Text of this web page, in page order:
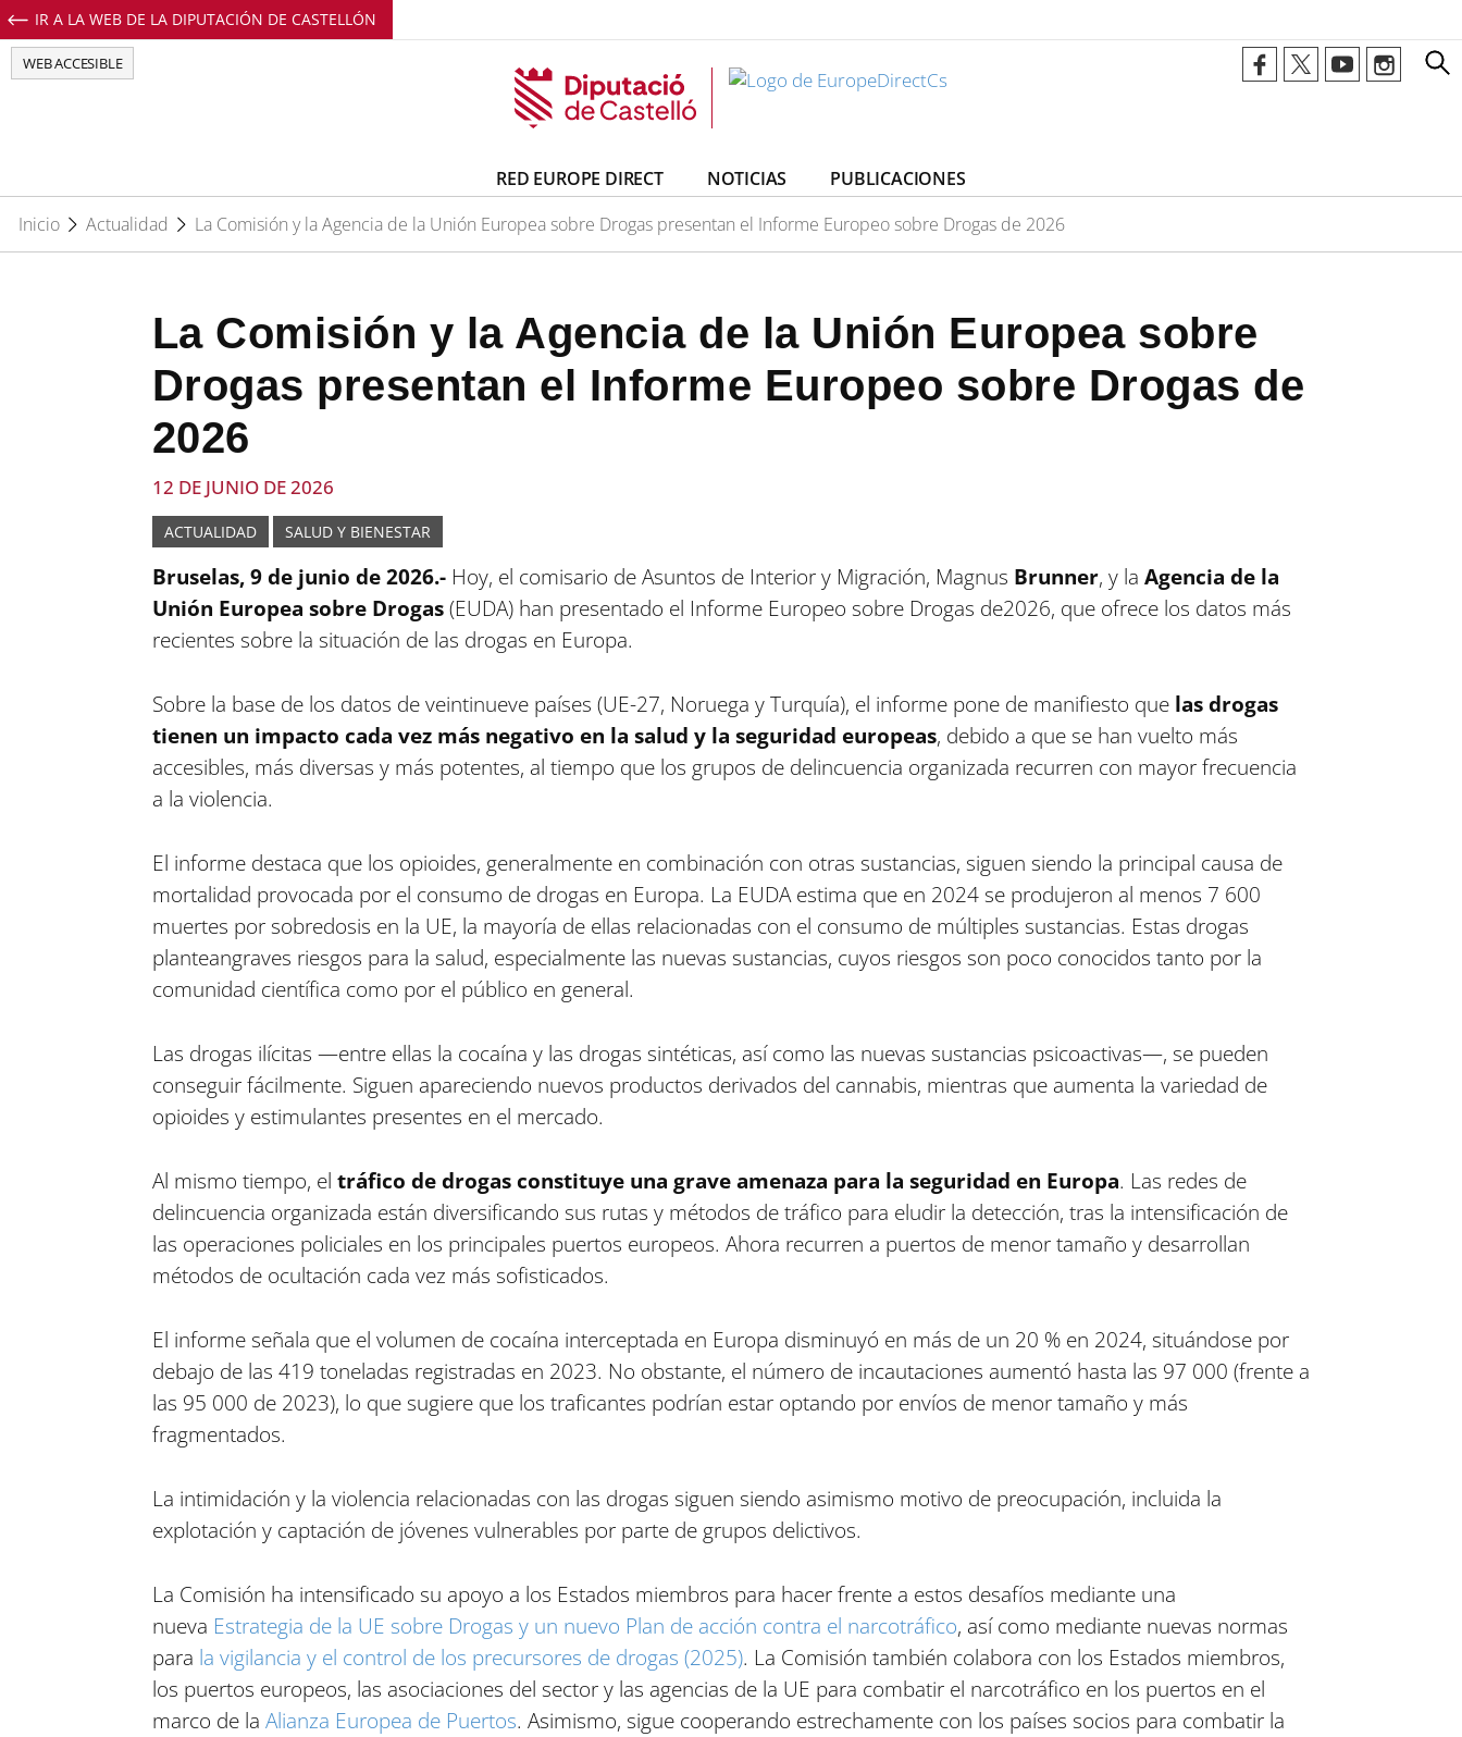
IR A LA WEB DE LA DIPUTACIÓN DE CASTELLÓN
WEB ACCESIBLE
RED EUROPE DIRECT NOTICIAS
PUBLICACIONES
Inicio
Actualidad La Comisión y la Agencia de la Unión Europea sobre Drogas presentan el Informe Europeo sobre Drogas de 2026
La Comisión y la Agencia de la Unión Europea sobre
Drogas presentan el Informe Europeo sobre Drogas de
2026
12 DE JUNIO DE 2026
ACTUALIDAD SALUD Y BIENESTAR
Bruselas, 9 de junio de 2026.- Hoy, el comisario de Asuntos de Interior y Migración, Magnus Brunner, y la Agencia de la
Unión Europea sobre Drogas(EUDA) han presentado el Informe Europeo sobre Drogas de2026, que ofrece los datos más
recientes sobre la situación de las drogas en Europa.
Sobre la base de los datos de veintinueve países (UE-27, Noruega y Turquía), el informe pone de manifiesto que las drogas
tienen un impacto cada vez más negativo en la salud y la seguridad europeas, debido a que se han vuelto más
accesibles, más diversas y más potentes, al tiempo que los grupos de delincuencia organizada recurren con mayor frecuencia
a la violencia.
El informe destaca que los opioides, generalmente en combinación con otras sustancias, siguen siendo la principal causa de
mortalidad provocada por el consumo de drogas en Europa. La EUDA estima que en 2024 se produjeron al menos 7 600
muertes por sobredosis en la UE, la mayoría de ellas relacionadas con el consumo de múltiples sustancias. Estas drogas
planteangraves riesgos para la salud, especialmente las nuevas sustancias, cuyos riesgos son poco conocidos tanto por la
comunidad científica como por el público en general.
Las drogas ilícitas —entre ellas la cocaína y las drogas sintéticas, así como las nuevas sustancias psicoactivas—, se pueden
conseguir fácilmente. Siguen apareciendo nuevos productos derivados del cannabis, mientras que aumenta la variedad de
opioides y estimulantes presentes en el mercado.
Al mismo tiempo, el tráfico de drogas constituye una grave amenaza para la seguridad en Europa. Las redes de
delincuencia organizada están diversificando sus rutas y métodos de tráfico para eludir la detección, tras la intensificación de
las operaciones policiales en los principales puertos europeos. Ahora recurren a puertos de menor tamaño y desarrollan
métodos de ocultación cada vez más sofisticados.
El informe señala que el volumen de cocaína interceptada en Europa disminuyó en más de un 20 % en 2024, situándose por
debajo de las 419 toneladas registradas en 2023. No obstante, el número de incautaciones aumentó hasta las 97 000 (frente a
las 95 000 de 2023), lo que sugiere que los traficantes podrían estar optando por envíos de menor tamaño y más
fragmentados.
La intimidación y la violencia relacionadas con las drogas siguen siendo asimismo motivo de preocupación, incluida la
explotación y captación de jóvenes vulnerables por parte de grupos delictivos.
La Comisión ha intensificado su apoyo a los Estados miembros para hacer frente a estos desafíos mediante una
nueva Estrategia de la UE sobre Drogas y un nuevo Plan de acción contra el narcotráfico, así como mediante nuevas normas
para la vigilancia y el control de los precursores de drogas (2025). La Comisión también colabora con los Estados miembros,
los puertos europeos, las asociaciones del sector y las agencias de la UE para combatir el narcotráfico en los puertos en el
marco de la Alianza Europea de Puertos. Asimismo, sigue cooperando estrechamente con los países socios para combatir la